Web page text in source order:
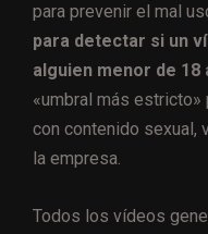
para prevenir el mal
para detectar si un
alguien menor de 18
«umbral más estricto»
con contenido sexual,
la empresa.
Todos los vídeos